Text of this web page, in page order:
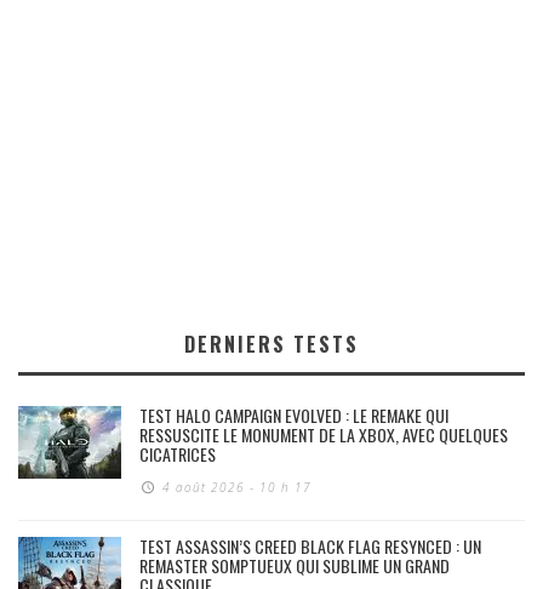
DERNIERS TESTS
TEST HALO CAMPAIGN EVOLVED : LE REMAKE QUI
RESSUSCITE LE MONUMENT DE LA XBOX, AVEC QUELQUES
CICATRICES
4 août 2026 - 10 h 17
TEST ASSASSIN’S CREED BLACK FLAG RESYNCED : UN
REMASTER SOMPTUEUX QUI SUBLIME UN GRAND